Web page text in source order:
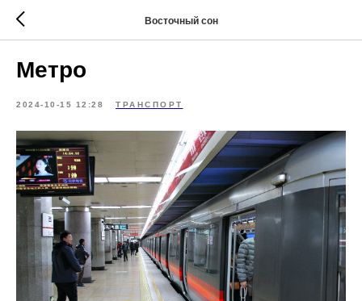
Восточный сон
Метро
2024-10-15 12:28 ТРАНСПОРТ